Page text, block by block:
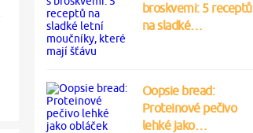
broskvemi: 5 receptů
na sladké…
Oopsie bread:
Proteinové pečivo
lehké jako…